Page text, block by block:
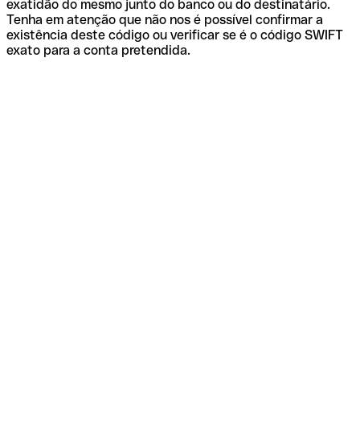
exatidão do mesmo junto do banco ou do destinatário.
Tenha em atenção que não nos é possível confirmar a
existência deste código ou verificar se é o código SWIFT
exato para a conta pretendida.